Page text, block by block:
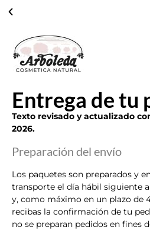
ENVÍO GRATIS A PARTIR DE 39€ EN PENÍNSULA - 2/3 DÍAS
Entrega de tu
Texto revisado y actualizado
2026.
Preparación del envío
Los paquetes son preparados y
transporte el día hábil siguiente
y, como máximo en un plazo de
recibas la confirmación de tu
no se preparan pedidos en fines